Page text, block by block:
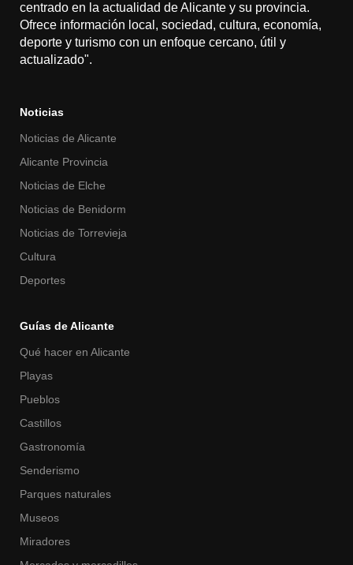
centrado en la actualidad de Alicante y su provincia.
Ofrece información local, sociedad, cultura, economía,
deporte y turismo con un enfoque cercano, útil y
actualizado".
Noticias
Noticias de Alicante
Alicante Provincia
Noticias de Elche
Noticias de Benidorm
Noticias de Torrevieja
Cultura
Deportes
Guías de Alicante
Qué hacer en Alicante
Playas
Pueblos
Castillos
Gastronomía
Senderismo
Parques naturales
Museos
Miradores